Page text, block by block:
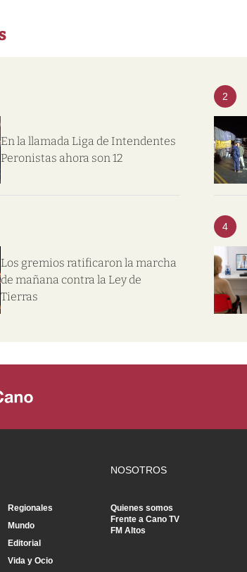
En la llamada Liga de Intendentes
Peronistas ahora son 12
2
Los gremios ratificaron la marcha
de mañana contra la Ley de
Tierras
4
Regionales
Mundo
Editorial
Vida y Ocio
NOSOTROS
Quienes somos
Frente a Cano TV
FM Altos